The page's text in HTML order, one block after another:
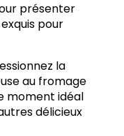
présenter
pour
la
au fromage
moment idéal
délicieux